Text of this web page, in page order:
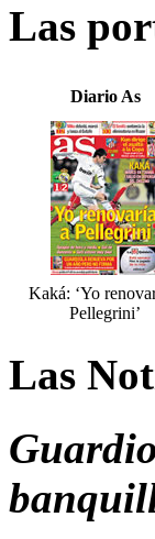
Las
Diario As
Kaká: ‘Yo
Pellegrini’
Las